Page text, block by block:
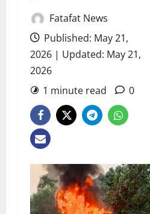
Fatafat News
Published: May 21,
2026 | Updated: May 21,
2026
1 minute read
0